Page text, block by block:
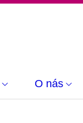
O nás